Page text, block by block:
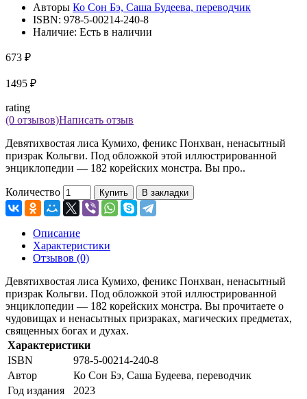
Авторы Ко Сон Бэ, Саша Будеева, переводчик
ISBN: 978-5-00214-240-8
Наличие: Есть в наличии
673 ₽
1495 ₽
rating
(0 отзывов)Написать отзыв
Девятихвостая лиса Кумихо, феникс Понхван, ненасытный
призрак Кольгви. Под обложкой этой иллюстрированной
энциклопедии — 182 корейских монстра. Вы про..
Количество Купить В закладки
Описание
Характеристики
Отзывов (0)
Девятихвостая лиса Кумихо, феникс Понхван, ненасытный
призрак Кольгви. Под обложкой этой иллюстрированной
энциклопедии — 182 корейских монстра. Вы прочитаете о
чудовищах и ненасытных призраках, магических предметах,
священных богах и духах.
Характеристики
ISBN
978-5-00214-240-8
Автор
Ко Сон Бэ, Саша Будеева, переводчик
Год издания
2023